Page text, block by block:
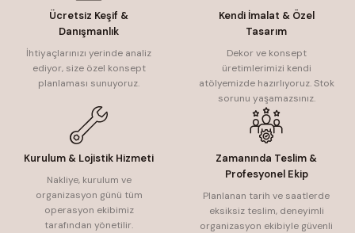
Ücretsiz Keşif &
Danışmanlık
İhtiyaçlarınızı yerinde analiz
ediyor, size özel konsept
planlaması sunuyoruz.
Kendi İmalat & Özel
Tasarım
Dekor ve konsept
üretimlerimizi kendi
atölyemizde hazırlıyoruz. Stok
sorunu yaşamazsınız.
Kurulum & Lojistik Hizmeti
Nakliye, kurulum ve
organizasyon günü tüm
operasyon ekibimiz
tarafından yönetilir.
Zamanında Teslim &
Profesyonel Ekip
Planlanan tarih ve saatlerde
eksiksiz teslim, deneyimli
organizasyon ekibiyle güvenli